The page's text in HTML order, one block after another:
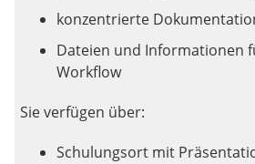
konzentrierte
Dateien und Informationen
Workflow
Sie verfügen über:
Schulungsort mit